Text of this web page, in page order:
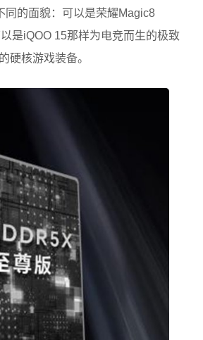
同的面貌：可以是荣耀Magic8
是iQOO 15那样为电竞而生的极致
硬核游戏装备。